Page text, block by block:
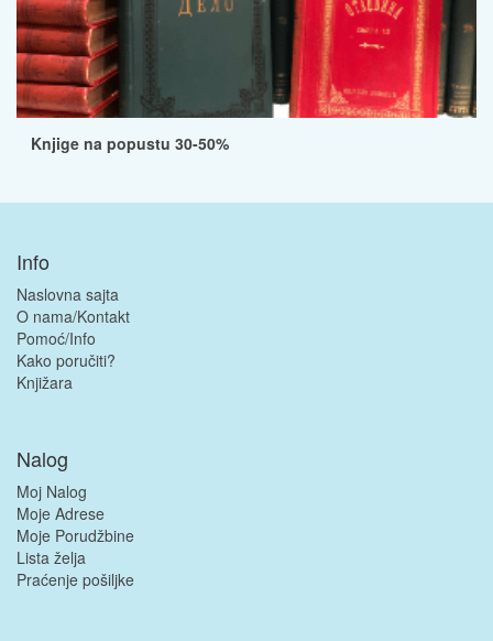
Knjige na popustu 30-50%
Info
Naslovna sajta
O nama/Kontakt
Pomoć/Info
Kako poručiti?
Knjižara
Nalog
Moj Nalog
Moje Adrese
Moje Porudžbine
Lista želja
Praćenje pošiljke